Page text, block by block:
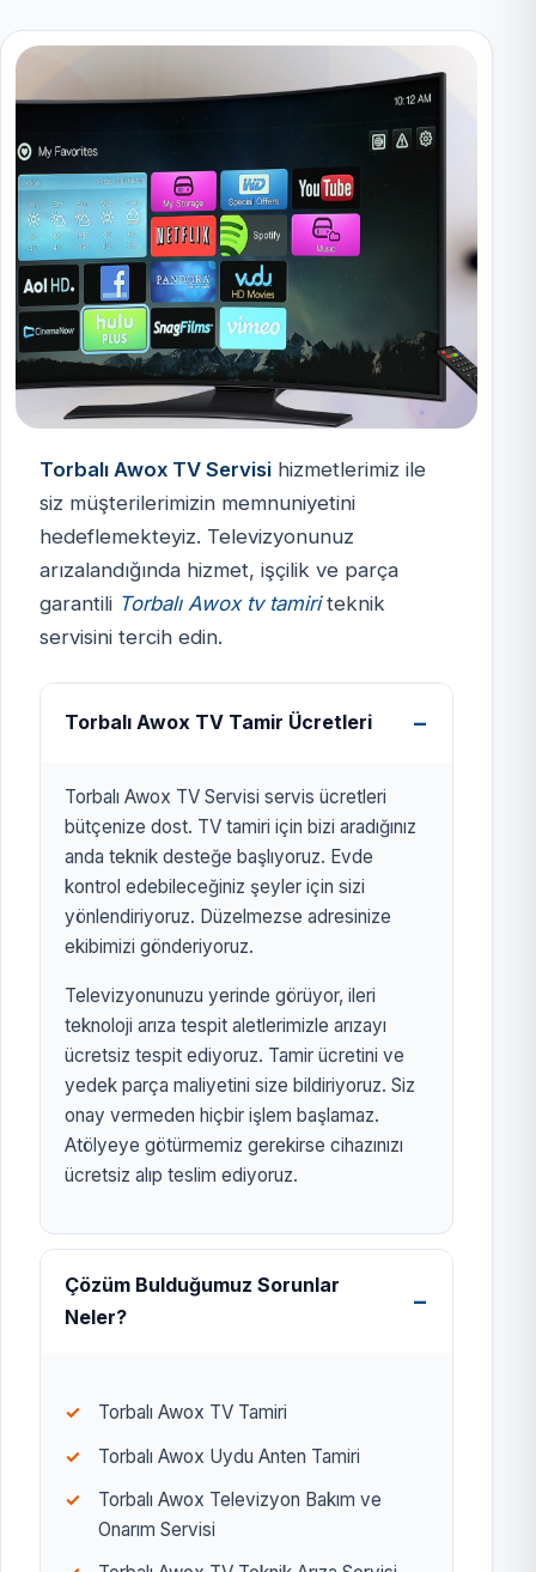
TORBALI AWOX TV
SERVİSİ
izmirtelevizyon.com.tr
Torbalı Awox TV Servisi hizmetlerimiz ile
siz müşterilerimizin memnuniyetini
hedeflemekteyiz. Televizyonunuz
arızalandığında hizmet, işçilik ve parça
garantili Torbalı Awox tv tamiriteknik
servisini tercih edin.
Torbalı Awox TV Tamir Ücretleri
Torbalı Awox TV Servisi servis ücretleri
bütçenize dost. TV tamiri için bizi aradığınız
anda teknik desteğe başlıyoruz. Evde
kontrol edebileceğiniz şeyler için sizi
yönlendiriyoruz. Düzelmezse adresinize
ekibimizi gönderiyoruz.
Televizyonunuzu yerinde görüyor, ileri
teknoloji arıza tespit aletlerimizle arızayı
ücretsiz tespit ediyoruz. Tamir ücretini ve
yedek parça maliyetini size bildiriyoruz. Siz
onay vermeden hiçbir işlem başlamaz.
Atölyeye götürmemiz gerekirse cihazınızı
ücretsiz alıp teslim ediyoruz.
Çözüm Bulduğumuz Sorunlar
Neler?
Torbalı Awox TV Tamiri
Torbalı Awox Uydu Anten Tamiri
Torbalı Awox Televizyon Bakım ve
Onarım Servisi